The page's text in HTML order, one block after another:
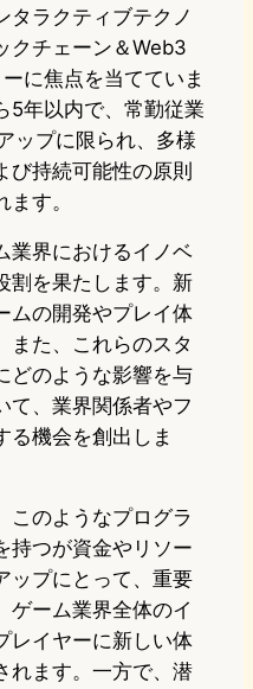
タラクティブテクノ
クチェーン＆Web3
に焦点を当てていま
5年以内で、常勤従業
ップに限られ、多様
び持続可能性の原則
す。
業界におけるイノベ
割を果たします。新
ムの開発やプレイ体
また、これらのスタ
どのような影響を与
て、業界関係者やフ
る機会を創出しま
このようなプログラ
持つが資金やリソー
ップにとって、重要
ゲーム業界全体のイ
レイヤーに新しい体
れます。一方で、潜